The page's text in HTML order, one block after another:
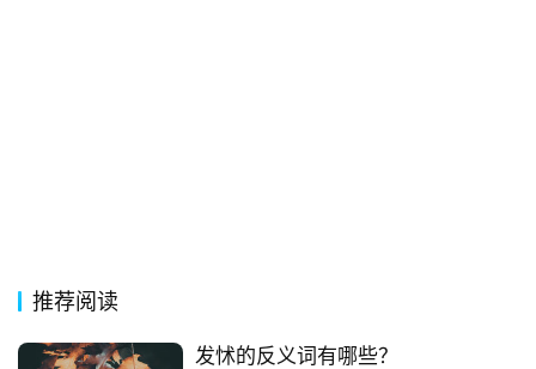
推荐阅读
发怵的反义词有哪些？